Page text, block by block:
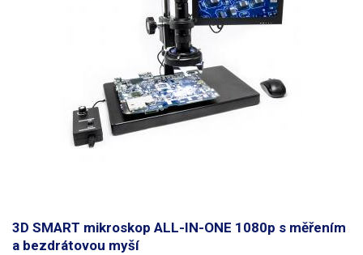
3D SMART mikroskop ALL-IN-ONE 1080p s měřením
a bezdrátovou myší